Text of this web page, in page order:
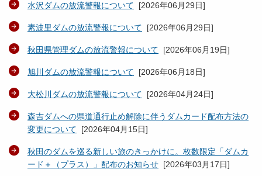
水沢ダムの放流警報について [2026年06月29日]
素波里ダムの放流警報について [2026年06月29日]
秋田県管理ダムの放流警報について [2026年06月19日]
旭川ダムの放流警報について [2026年06月18日]
大松川ダムの放流警報について [2026年04月24日]
森吉ダムへの県道通行止め解除に伴うダムカード配布方法の
変更について [2026年04月15日]
秋田のダムを巡る新しい旅のきっかけに。枚数限定「ダムカ
ード＋（プラス）」配布のお知らせ [2026年03月17日]